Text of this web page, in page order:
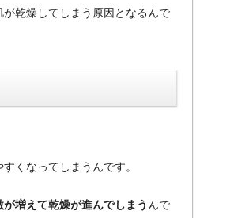
が乾燥してしまう原因となるんで
くなってしまうんです。
増えて乾燥が進んでしまう んで